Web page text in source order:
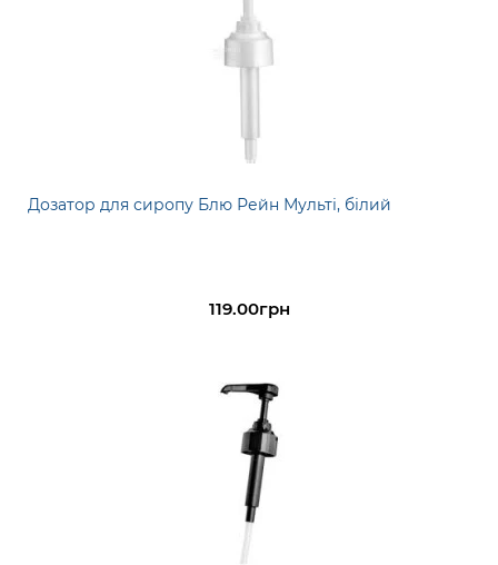
Дозатор для сиропу Блю Рейн Мульті, білий
119.00грн